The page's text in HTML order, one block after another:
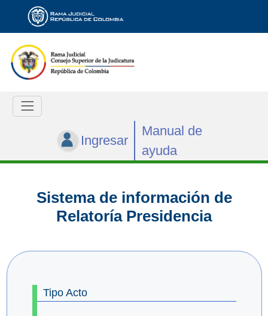
Ingresar
Manual de
ayuda
Sistema de información de
Relatoría Presidencia
Tipo Acto